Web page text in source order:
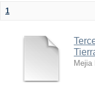
1
Mejia